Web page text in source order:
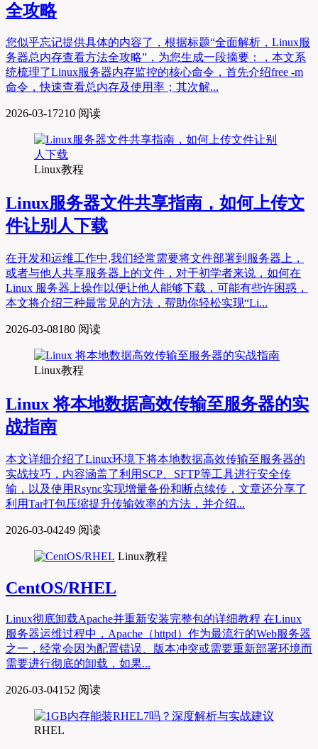
全攻略
您似乎忘记提供具体的内容了，根据标题“全面解析，Linux服
务器总内存查看方法全攻略”，为您生成一段摘要：，本文系
统梳理了Linux服务器内存监控的核心命令，首先介绍free -m
命令，快速查看总内存及使用率；其次解...
2026-03-17210 阅读
Linux教程
Linux服务器文件共享指南，如何上传文
件让别人下载
在开发和运维工作中,我们经常需要将文件部署到服务器上，
或者与他人共享服务器上的文件，对于初学者来说，如何在
Linux 服务器上操作以便让他人能够下载，可能有些许困惑，
本文将介绍三种最常见的方法，帮助你轻松实现“Li...
2026-03-08180 阅读
Linux教程
Linux 将本地数据高效传输至服务器的实
战指南
本文详细介绍了Linux环境下将本地数据高效传输至服务器的
实战技巧，内容涵盖了利用SCP、SFTP等工具进行安全传
输，以及使用Rsync实现增量备份和断点续传，文章还分享了
利用Tar打包压缩提升传输效率的方法，并介绍...
2026-03-04249 阅读
Linux教程
CentOS/RHEL
Linux彻底卸载Apache并重新安装完整包的详细教程 在Linux
服务器运维过程中，Apache（httpd）作为最流行的Web服务器
之一，经常会因为配置错误、版本冲突或需要重新部署环境而
需要进行彻底的卸载，如果...
2026-03-04152 阅读
RHEL